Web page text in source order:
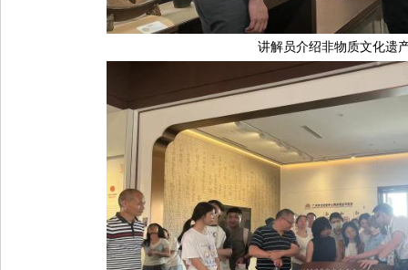
讲解员介绍非物质文化遗